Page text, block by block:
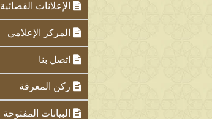
الإعلانات القضائية
المركز الإعلامي
اتصل بنا
ركن المعرفة
البيانات المفتوحة